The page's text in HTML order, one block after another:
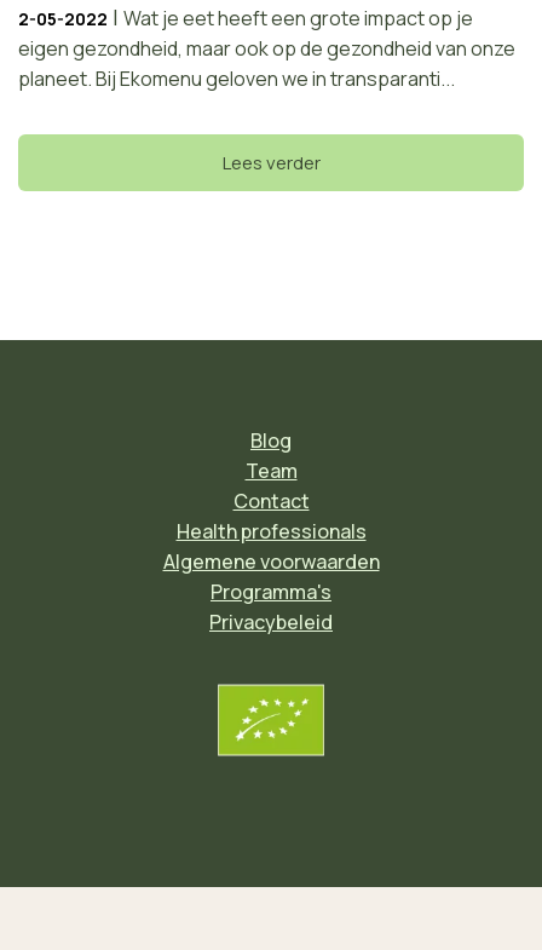
2-05-2022 | Wat je eet heeft een grote impact op je
eigen gezondheid, maar ook op de gezondheid van onze
planeet. Bij Ekomenu geloven we in transparanti...
Lees verder
Blog
Team
Contact
Health professionals
Algemene voorwaarden
Programma's
Privacybeleid